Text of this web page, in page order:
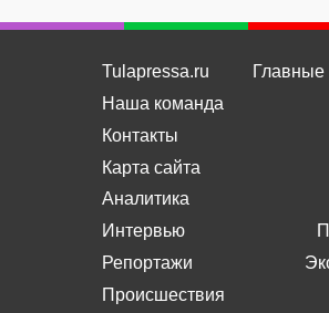
Tulapressa.ru
Наша команда
Контакты
Карта сайта
Главные
Аналитика
Интервью
Репортажи
Происшествия